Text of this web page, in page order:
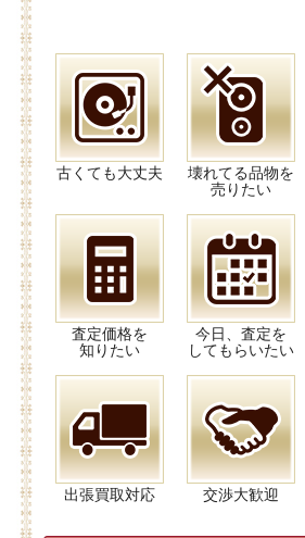
古くても大丈夫
壊れてる品物を
売りたい
査定価格を
知りたい
今日、査定を
してもらいたい
出張買取対応 交渉大歓迎